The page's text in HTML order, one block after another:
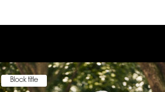
Block title